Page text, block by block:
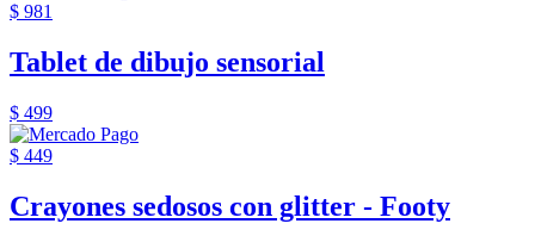
$ 981
Tablet de dibujo sensorial
$ 499
$ 449
Crayones sedosos con glitter - Footy